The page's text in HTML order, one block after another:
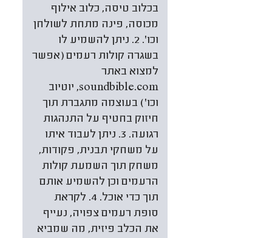
בכלוב טיסה, כלוב אילוף
מכוסה, פינה מתחת לשולחן
וכו'. 2. ניתן להשמיע לו
בשגרה קולות רעמים (אפשר
למצוא באתר
soundbible.com, יוטיוב
וכו') בעוצמה מתגברת תוך
חיזוק בחטיף על התנהגות
רגועה. 3. ניתן לעבוד איתו
על משחקי תבנית, פקודות,
משחק תוך השמעת קולות
הרעמים וכן להשמיע אותם
תוך כדי אוכל. 4. לקראת
סופת רעמים צפויה, נעייף
את הכלב פיזית, מה שמביא